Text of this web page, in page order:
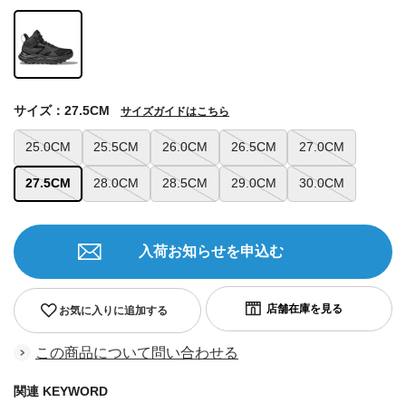
25.0CM 25.5CM 26.0CM 26.5CM 27.0CM
27.5CM 28.0CM 28.5CM 29.0CM 30.0CM
サイズ：27.5CM サイズガイドはこちら
お気に入りに追加する
入荷お知らせを申込む
この商品について問い合わせる
関連 KEYWORD